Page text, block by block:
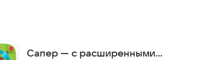
Сапер — с расширенными